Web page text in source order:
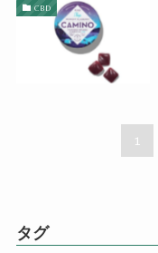
CBD
1
タグ